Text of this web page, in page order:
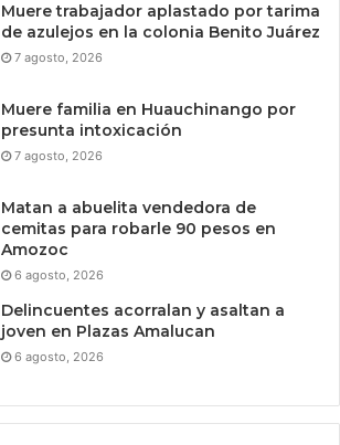
Muere trabajador aplastado por tarima
de azulejos en la colonia Benito Juárez
7 agosto, 2026
Muere familia en Huauchinango por
presunta intoxicación
7 agosto, 2026
Matan a abuelita vendedora de
cemitas para robarle 90 pesos en
Amozoc
6 agosto, 2026
Delincuentes acorralan y asaltan a
joven en Plazas Amalucan
6 agosto, 2026